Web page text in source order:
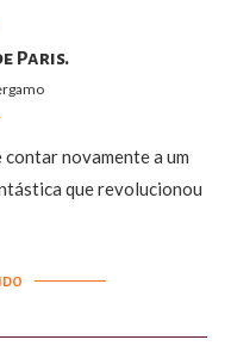
Paris.
novamente a um
que revolucionou